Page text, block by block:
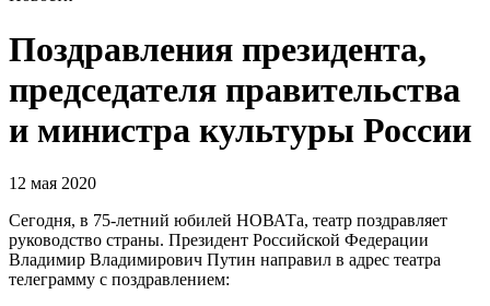
Поздравления президента,
председателя правительства
и министра культуры России
12 мая 2020
Сегодня, в 75-летний юбилей НОВАТа, театр поздравляет
руководство страны. Президент Российской Федерации
Владимир Владимирович Путин направил в адрес театра
телеграмму с поздравлением: